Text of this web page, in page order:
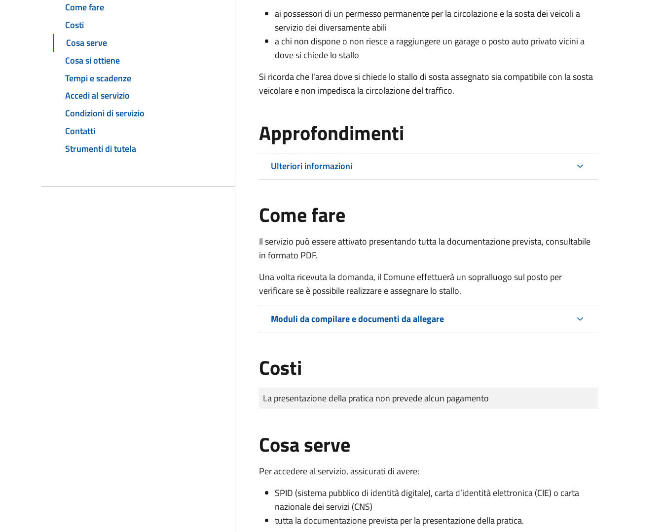
Come fare
Costi
Cosa serve
Cosa si ottiene
Tempi e scadenze
Accedi al servizio
Condizioni di servizio
Contatti
Strumenti di tutela
ai possessori di un permesso permanente per la circolazione e la sosta dei veicoli a
servizio dei diversamente abili
a chi non dispone o non riesce a raggiungere un garage o posto auto privato vicini a
dove si chiede lo stallo
Si ricorda che l'area dove si chiede lo stallo di sosta assegnato sia compatibile con la sosta
veicolare e non impedisca la circolazione del traffico.
Approfondimenti
Ulteriori informazioni
Come fare
Il servizio può essere attivato presentando tutta la documentazione prevista, consultabile
in formato PDF.
Una volta ricevuta la domanda, il Comune effettuerà un sopralluogo sul posto per
verificare se è possibile realizzare e assegnare lo stallo.
Moduli da compilare e documenti da allegare
Costi
Tipo di pagamento
Importo
La presentazione della pratica non prevede alcun pagamento
Cosa serve
Per accedere al servizio, assicurati di avere:
SPID (sistema pubblico di identità digitale), carta d’identità elettronica (CIE) o carta
nazionale dei servizi (CNS)
tutta la documentazione prevista per la presentazione della pratica.